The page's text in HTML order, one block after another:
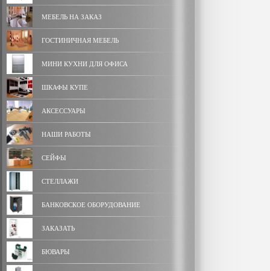
МЕБЕЛЬ НА ЗАКАЗ
ГОСТИНИЧНАЯ МЕБЕЛЬ
МИНИ КУХНИ ДЛЯ ОФИСА
ШКАФЫ КУПЕ
АКСЕССУАРЫ
НАШИ РАБОТЫ
СЕЙФЫ
СТЕЛЛАЖИ
БАНКОВСКОЕ ОБОРУДОВАНИЕ
ЗАКАЗАТЬ
БЮВАРЫ